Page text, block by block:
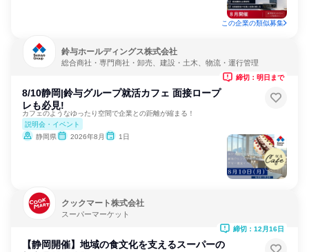
この企業の類似募集
鈴与ホールディングス株式会社
総合商社・専門商社・卸売、建設・土木、物流・運行管理
8/10静岡|鈴与グループ就活カフェ 面接ロープ
レも必見!
カフェのようなゆったり空間で企業との距離が縮まる！
説明会・イベント
静岡県
2026年8月 1日
締切：明日まで
クックマート株式会社
スーパーマーケット
【静岡開催】地域の食文化を支えるスーパーの
締切：12月16日